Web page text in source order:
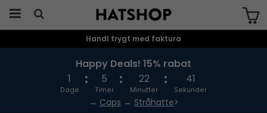
Produktet er blevet tilføjet til din
Handl trygt med faktura
Happy Deals! 15% rabat
1
Dage
5
Timer
22
Minutter
41
Sekunder
→ Caps → Stråhatte>